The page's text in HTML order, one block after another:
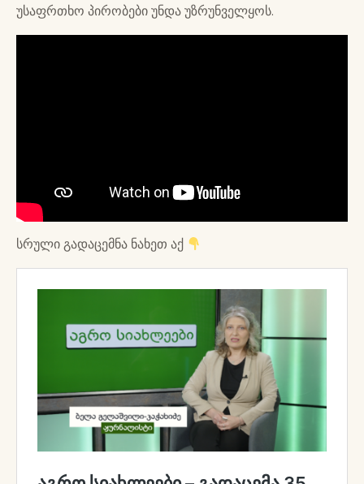
უსაფრთხო პირობები უნდა უზრუნველყოს.
სრული გადაცემნა ნახეთ აქ